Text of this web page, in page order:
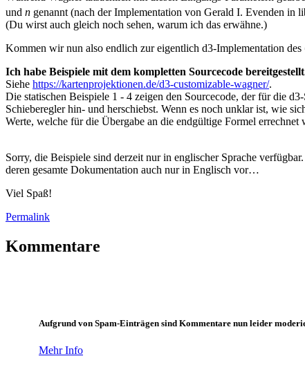
und n genannt (nach der Implementation von Gerald I. Evenden in
(Du wirst auch gleich noch sehen, warum ich das erwähne.)
Kommen wir nun also endlich zur eigentlich d3-Implementation des
Ich habe Beispiele mit dem kompletten Sourcecode
Siehe https://kartenprojektionen.de/d3-customizable-wagner/.
Die statischen Beispiele 1 - 4 zeigen den Sourcecode, der für die
Schieberegler hin- und herschiebst. Wenn es noch unklar ist, wie
Werte, welche für die Übergabe an die endgültige Formel errechnet
Sorry, die Beispiele sind derzeit nur in englischer Sprache
deren gesamte Dokumentation auch nur in Englisch vor…
Viel Spaß!
Permalink
Kommentare
Aufgrund von Spam-Einträgen sind Kommentare nun leider
Mehr Info